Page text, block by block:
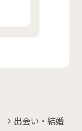
出会い・結婚